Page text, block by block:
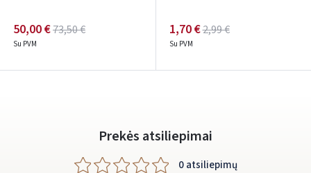
50,00 €73,50 €
Su PVM
1,70 €2,99 €
Su PVM
Prekės atsiliepimai
0 atsiliepimų